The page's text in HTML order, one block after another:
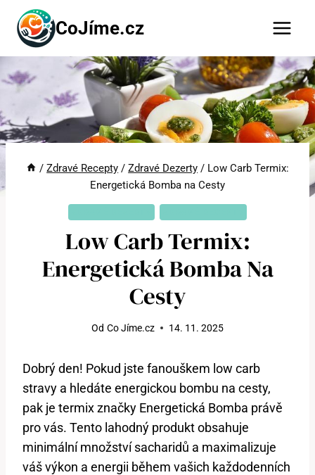
Přeskočit
obsah
CoJíme.cz
/ Zdravé Recepty / Zdravé Dezerty / Low Carb Termix:
Energetická Bomba na Cesty
Low Carb Termix:
Energetická Bomba Na
Cesty
Od Co Jíme.cz 14. 11. 2025
Dobrý ⁢den! Pokud ⁤jste fanouškem⁣ low carb
stravy ‍a hledáte energickou bombu na⁣ cesty,
pak ⁤je ⁣termix ‍značky Energetická Bomba právě
pro vás.⁣ Tento lahodný produkt obsahuje
minimální ⁢množství⁤ sacharidů a maximalizuje
váš⁤ výkon a energii během vašich každodenních